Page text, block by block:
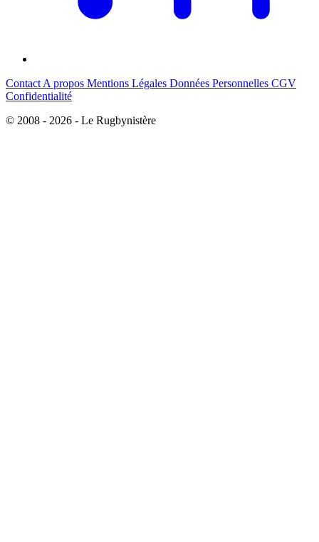
Contact A propos Mentions Légales Données Personnelles CGV
Confidentialité
© 2008 - 2026 - Le Rugbynistère